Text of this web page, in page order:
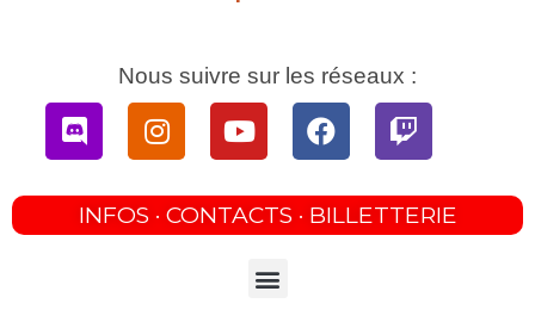
Nous suivre sur les réseaux :
DiscordInstagramYoutubeFacebookTwitch
INFOS · CONTACTS · BILLETTERIE
Menu